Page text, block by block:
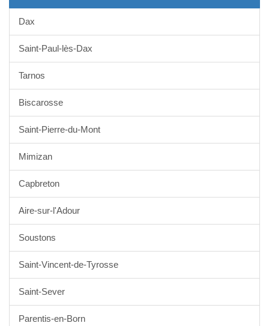
Dax
Saint-Paul-lès-Dax
Tarnos
Biscarosse
Saint-Pierre-du-Mont
Mimizan
Capbreton
Aire-sur-l'Adour
Soustons
Saint-Vincent-de-Tyrosse
Saint-Sever
Parentis-en-Born